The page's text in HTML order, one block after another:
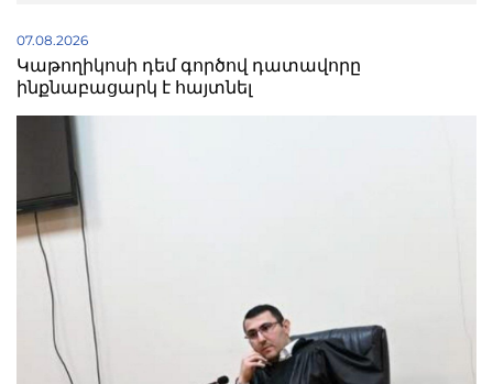
07.08.2026
Կաթողիկոսի դեմ գործով դատավորը
ինքնաբացարկ է հայտնել